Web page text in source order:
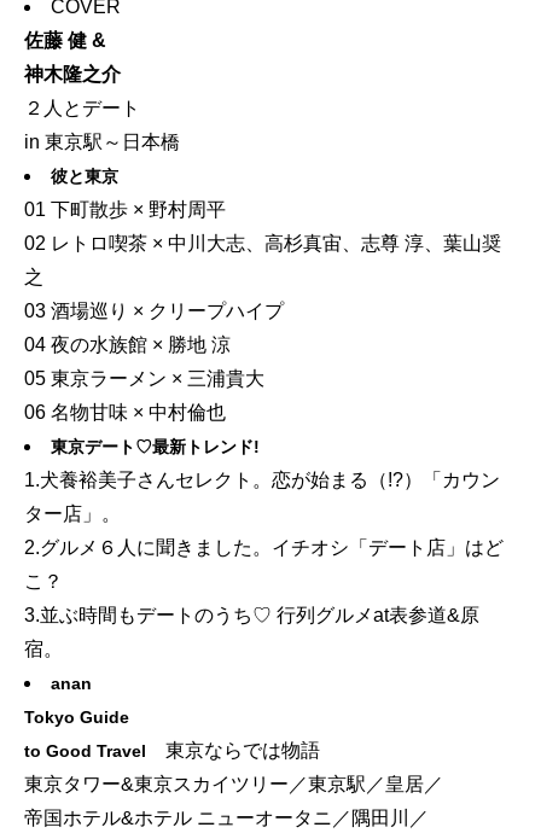
COVER
佐藤 健 &
神木隆之介
２人とデート
in 東京駅～日本橋
彼と東京
01 下町散歩 × 野村周平
02 レトロ喫茶 × 中川大志、高杉真宙、志尊 淳、葉山奨
之
03 酒場巡り × クリープハイプ
04 夜の水族館 × 勝地 涼
05 東京ラーメン × 三浦貴大
06 名物甘味 × 中村倫也
東京デート♡最新トレンド!
1.犬養裕美子さんセレクト。恋が始まる（!?）「カウン
ター店」。
2.グルメ６人に聞きました。イチオシ「デート店」はど
こ？
3.並ぶ時間もデートのうち♡ 行列グルメat表参道&原
宿。
anan
Tokyo Guide
to Good Travel 東京ならでは物語
東京タワー&東京スカイツリー／東京駅／皇居／
帝国ホテル&ホテル ニューオータニ／隅田川／